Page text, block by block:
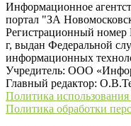
Информационное
портал "ЗА
Регистрационный
г, выдан Федеральной
информационных
Учредитель: ООО
Главный редактор:
Политика
Политика обработки